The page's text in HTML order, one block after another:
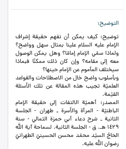
التوضيح
توضيح: كيف يمكن أن نفهم حقيقة إشراف
الإمام عليه السلام علينا بمثال سهل وواضح؟
ولماذا سمّي الإمام إمامًا؟ وهل يمكن الوصول
معه إلى مقامه؟ وإن كان ذلك ممكنًا فبماذا
سيختلف المأموم عن الإمام حينها؟
وبأسلوب واضح خال من الاصطلاحات والقواعد
العلميّة تجيب هذه المقالة عن تلك الأسئلة
القيّمة.
المصدر: أهميّة الالتفات إلى حقيقة الإمام
الباطنيّة - المرأة والأسرة ـ طهران - الجلسة
الثانية ـ شرح دعاء أبي حمزة الثمالي - سنة
۱٤٢٩ هـ. ق - الجلسة الثانية. لسماحة آية الله
الحاجّ السيّد محمّد محسن الحسينيّ الطهرانيّ
رضوان الله عليه.